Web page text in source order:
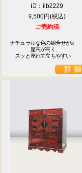
iD：ilb2229
9,500円
ご売約済
ナチュラルな色の組合せが◎
座高が高く、
スッと座れて立ちやすい
2026 9 月 <<
金
土
1
2 3 4
5
15 16 17 18
22 23 24 25
28 29 30